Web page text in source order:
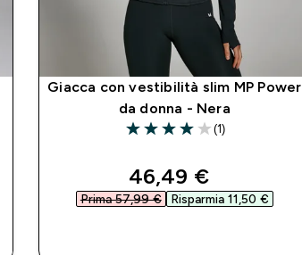
Giacca con vestibilità slim MP Power
da donna - Nera
4 out of 5 stars
(1)
discounted price
46,49 €‎
Prima 57,99 €‎ Risparmia 11,50 €‎